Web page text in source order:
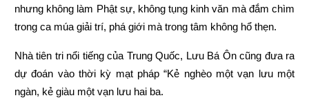
nhưng không làm Phật sự, không tụng kinh văn mà đắm chìm
trong ca múa giải trí, phá giới mà trong tâm không hổ thẹn.
Nhà tiên tri nổi tiếng của Trung Quốc, Lưu Bá Ôn cũng đưa ra
dự đoán vào thời kỳ mạt pháp “Kẻ nghèo một vạn lưu một
ngàn, kẻ giàu một vạn lưu hai ba.